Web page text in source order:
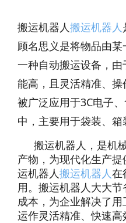
搬运机器人搬运机器人
顾名思义是将物品由
一种自动搬运设备，
能高，且灵活精准、
被广泛应用于3C电子
中，主要用于袋装、箱
搬运机器人，是机
产物，为现代化生产
运机器人 搬运机器人 在
用。搬运机器人大大
成本，为企业解决了
运作灵活精准、快速